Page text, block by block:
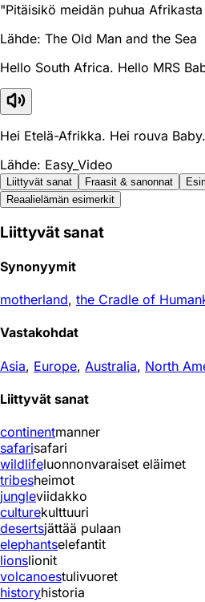
"Pitäisikö meidän puhua
Lähde: The Old Man and the Sea
Hello South Africa. Hello MRS
Hei Etelä-Afrikka. Hei rouva Baby.
Lähde: Easy_Video
Liittyvät sanat Fraasit & sanonnat
Reaali­elämän esimerkit
Liittyvät sanat
Synonyymit
motherland, the Cradle of
Vastakohdat
Asia, Europe, Australia, North
Liittyvät sanat
continentmanner
safarisafari
wildlifeluonnonvaraiset eläimet
tribesheimot
jungleviidakko
culturekulttuuri
desertsjättää pulaan
elephantselefantit
lionslionit
volcanoestulivuoret
historyhistoria